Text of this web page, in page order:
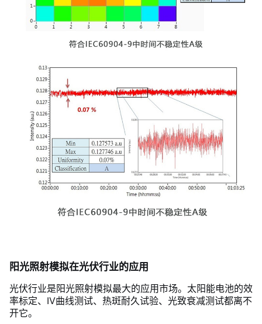
阳光照射模拟在光伏行业的应用
光伏行业是阳光照射模拟最大的应用市场。太阳能电池的效
率标定、IV曲线测试、热斑耐久试验、光致衰减测试都离不
开它。